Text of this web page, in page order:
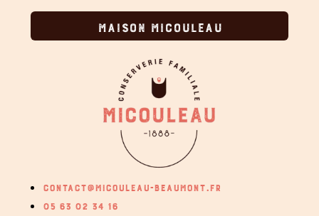
MAISON MICOULEAU
CONTACT@MICOULEAU-BEAUMONT.FR
05 63 02 34 16